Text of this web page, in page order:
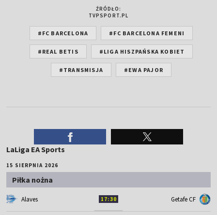
ŹRÓDŁO:
TVPSPORT.PL
#FC BARCELONA #FC BARCELONA FEMENI
#REAL BETIS #LIGA HISZPAŃSKA KOBIET
#TRANSMISJA #EWA PAJOR
LaLiga EA Sports
15 SIERPNIA 2026
Piłka nożna
Alaves 17:30 Getafe CF